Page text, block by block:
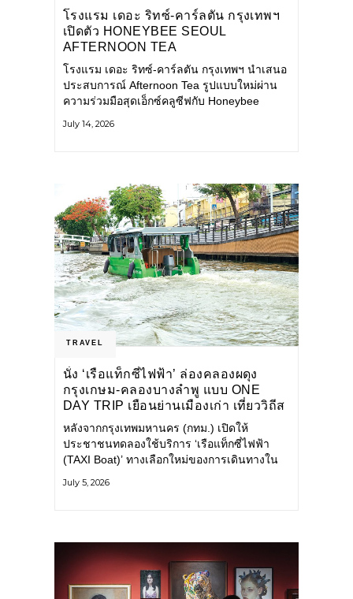
โรงแรม เดอะ ริทซ์-คาร์ลตัน กรุงเทพฯ
เปิดตัว HONEYBEE SEOUL
AFTERNOON TEA
COLLABORATION ณ คาเลโอ
(CALEŌ) ชวนสัมผัสเสน่ห์ของขนม
หวานร่วมสมัยจากกรุงโซล
โรงแรม เดอะ ริทซ์-คาร์ลตัน กรุงเทพฯ นำเสนอ
ประสบการณ์ Afternoon Tea รูปแบบใหม่ผ่าน
ความร่วมมือสุดเอ็กซ์คลูซีฟกับ Honeybee
ดังจากกรุงโซล นำโดยเชฟอึนจอง
July 14, 2026
TRAVEL
นั่ง ‘เรือแท็กซี่ไฟฟ้า’ ล่องคลองผดุง
กรุงเกษม-คลองบางลำพู แบบ ONE
DAY TRIP เยือนย่านเมืองเก่า เที่ยววิถีส
โลว์ไลฟ์แบบรักษ์โลก
หลังจากกรุงเทพมหานคร (กทม.) เปิดให้
ประชาชนทดลองใช้บริการ ‘เรือแท็กซี่ไฟฟ้า
(TAXI Boat)’ ทางเลือกใหม่ของการเดินทางใน
แวดล้อม ผ่านแอปพลิเคชัน MuvMi (มูฟมี)
July 5, 2026